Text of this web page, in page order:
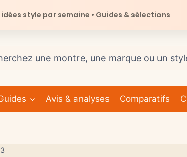
idées style par semaine • Guides & sélections
une montre, une marque ou un
Avis & analyses Comparatifs